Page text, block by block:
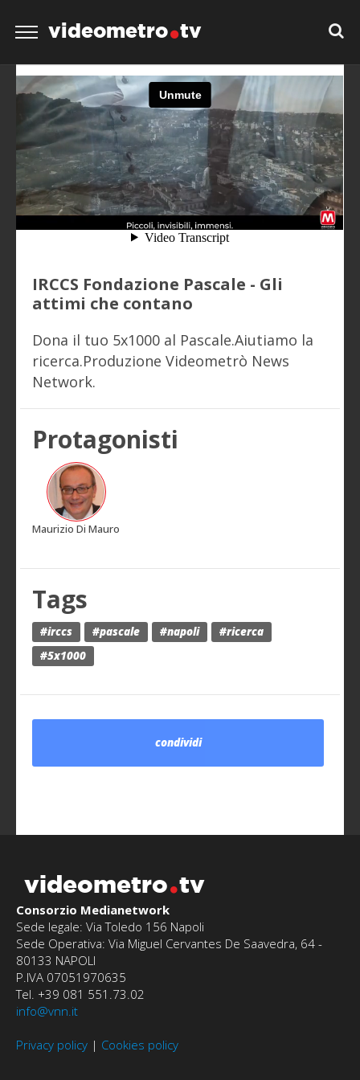
videometro tv
IRCCS Fondazione Pascale - Gli
attimi che contano
Dona il tuo 5x1000 al Pascale.Aiutiamo la
ricerca.Produzione Videometrò News
Network.
Protagonisti
Maurizio Di Mauro
Tags
#irccs #pascale #napoli
#ricerca
#5x1000
condividi
videometro tv
Consorzio Medianetwork
Sede legale: Via Toledo 156 Napoli
Sede Operativa: Via Miguel Cervantes De Saavedra, 64 -
80133 NAPOLI
P.IVA 07051970635
Tel. +39 081 551.73.02
info@vnn.it
Privacy policy | Cookies policy